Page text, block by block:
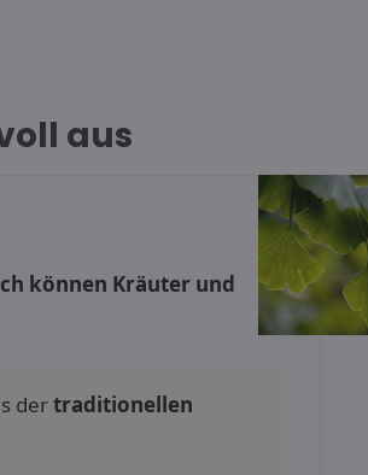
aus
können Kräuter und
dertraditionellen